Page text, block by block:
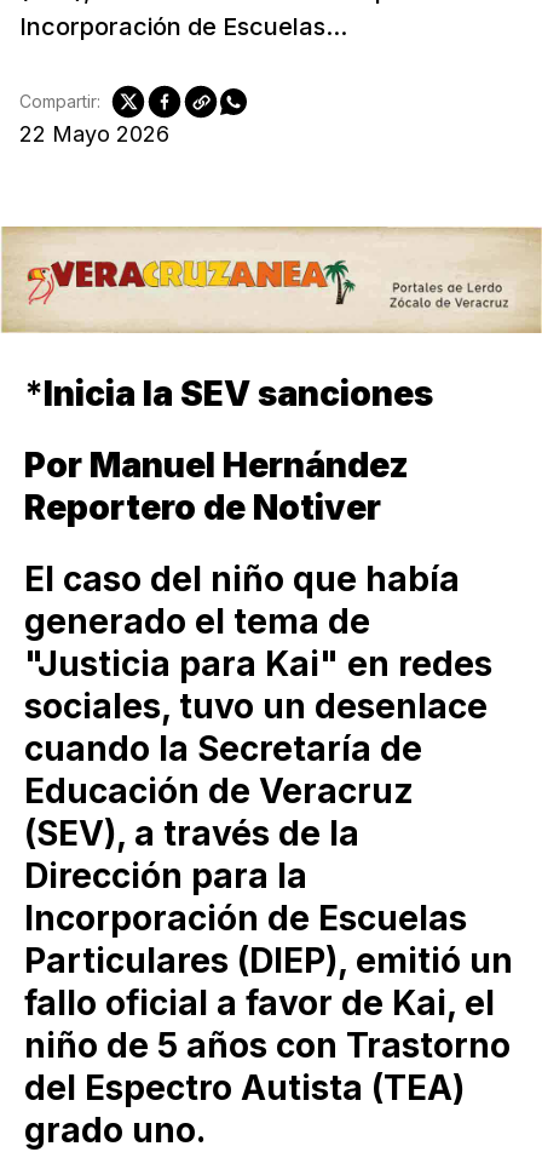
Incorporación de Escuelas...
22 Mayo 2026
Compartir:
*Inicia la SEV sanciones
Por Manuel Hernández
Reportero de Notiver
El caso del niño que había
generado el tema de
"Justicia para Kai" en redes
sociales, tuvo un desenlace
cuando la Secretaría de
Educación de Veracruz
(SEV), a través de la
Dirección para la
Incorporación de Escuelas
Particulares (DIEP), emitió un
fallo oficial a favor de Kai, el
niño de 5 años con Trastorno
del Espectro Autista (TEA)
grado uno.